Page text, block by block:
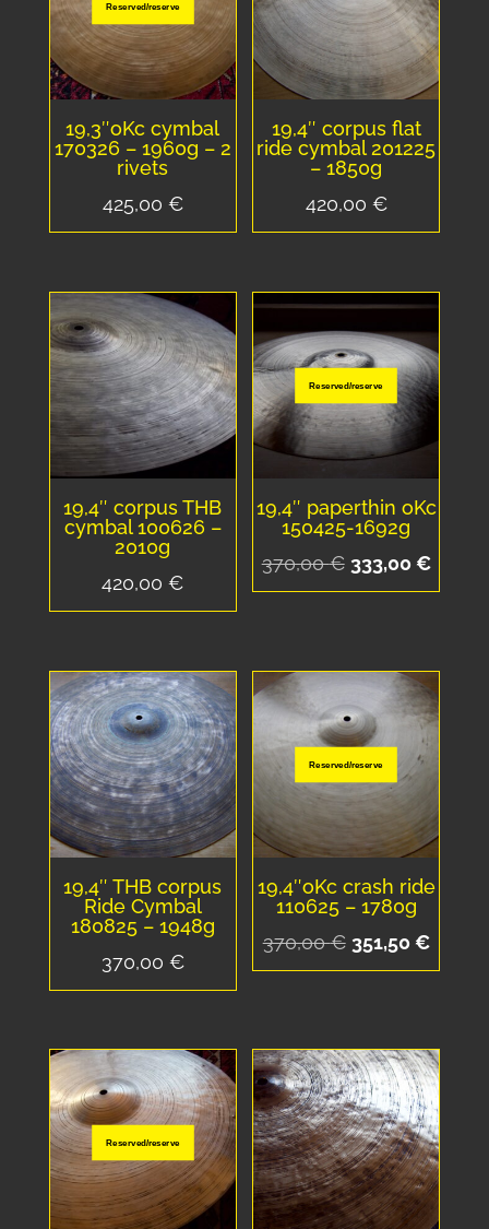
Reserved/reserve
19,3″oKc cymbal
170326 – 1960g – 2
rivets
425,00 €
19,4″ corpus flat
ride cymbal 201225
– 1850g
420,00 €
19,4″ corpus THB
cymbal 100626 –
2010g
420,00€
Reserved/reserve
19,4″ paperthin oKc
150425-1692g
370,00€ Le
prix
370,00 €.
333,00 €Le
prix
19,4″ THB corpus
Ride Cymbal
180825 – 1948g
370,00 €
Reserved/reserve
19,4″oKc crash ride
110625 – 1780g
370,00€ Le
prix
370,00 €.
351,50 €Le
prix
Reserved/reserve